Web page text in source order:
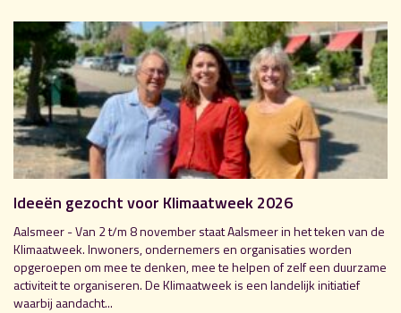
Ideeën gezocht voor Klimaatweek 2026
Aalsmeer - Van 2 t/m 8 november staat Aalsmeer in het teken van de
Klimaatweek. Inwoners, ondernemers en organisaties worden
opgeroepen om mee te denken, mee te helpen of zelf een duurzame
activiteit te organiseren. De Klimaatweek is een landelijk initiatief
waarbij aandacht...